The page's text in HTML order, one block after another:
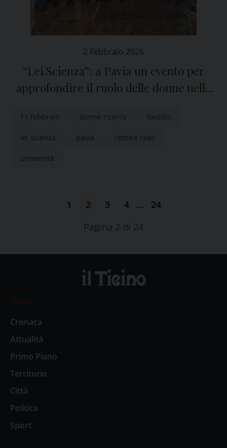
2 Febbraio 2026
“Lei.Scienza”: a Pavia un evento per
approfondire il ruolo delle donne nella
11 febbraio donne ricerca fuccillo
lei.scienza pavia rettore reali
università
1 2 3 4 …
24
Pagina 2 di 24
News
Cronaca
Attualità
Primo Piano
Territorio
Città
Politica
Sport